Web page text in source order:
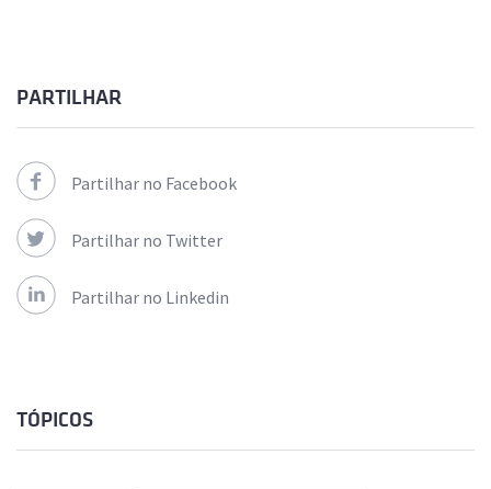
PARTILHAR
Partilhar no Facebook
Partilhar no Twitter
Partilhar no Linkedin
TÓPICOS